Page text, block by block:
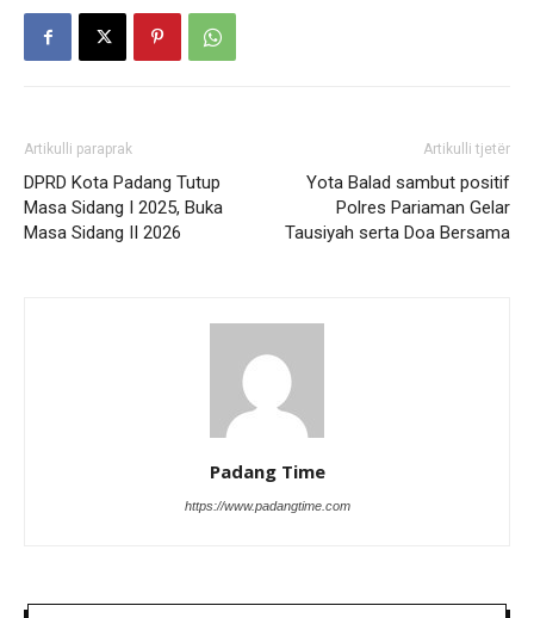
Artikulli paraprak
DPRD Kota Padang Tutup
Masa Sidang I 2025, Buka
Masa Sidang II 2026
Artikulli tjetër
Yota Balad sambut positif
Polres Pariaman Gelar
Tausiyah serta Doa Bersama
Padang Time
https://www.padangtime.com